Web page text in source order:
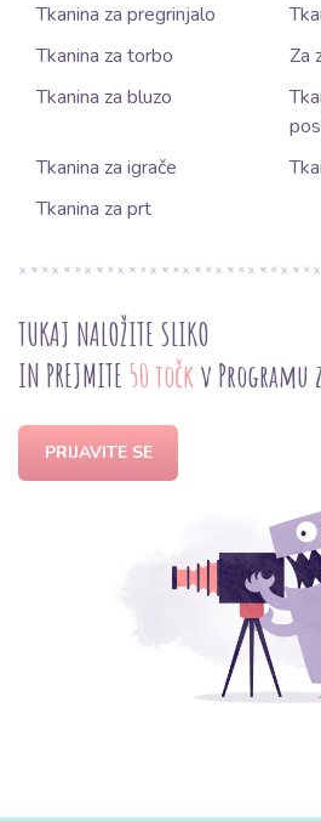
Tkanina za pregrinjalo
Tkanina za torbo
Za
Tkanina za bluzo
Tkanina za igrače
Tkanina za prt
TUKAJ NALOŽITE SLIKO
IN PREJMITE 50 točk v Programu
PRIJAVITE SE